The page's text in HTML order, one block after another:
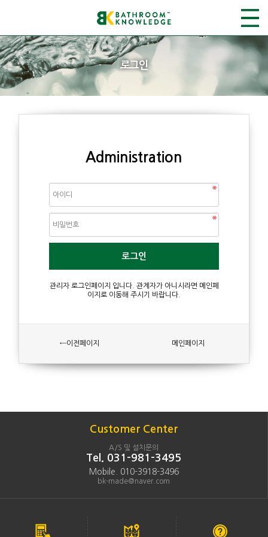
로그인
Administration
관리자 로그인페이지 입니다. 관계자가 아니시라면 메인페
이지로 이동해 주시기 바랍니다.
←이전페이지 메인페이지
Customer Center
A/S 및 설치문의
Tel. 031-981-3495
Mobile. 010-3918-3496
bk-made@naver.com